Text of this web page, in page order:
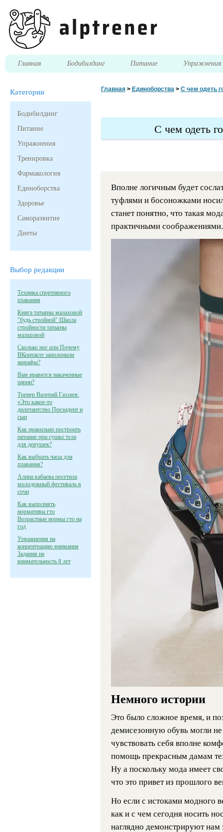
Главная Бодибилдинг Питание Упражнения
Категории
Бодибилдинг
Питание
Упражнения
Тренировка
Фармакология
Единоборства
Здоровье
Саморазвитие
Диеты
Выбор редакции
Техника спортивного
плавания
Книга татьяны малаховой
"будь стройной" Школа
стройности татьяны
малаховой
Сколько ног или Почему
ВКонтакте заполонили
жирафы?
Вам нравятся накаченные
парни?
Тренер Валерий Газзаев:
«Это какое-то
дилетантство Президент и
сын
Как правильно построить
питание при сушке тела
для девушек?
Как выбрать часы для
плавания?
Алина кабаева посетила
молодежный фестиваль в
сочи
Как выполнять
нормативы гто
Возрастные нормы гто на
год
Упражнения на
концентрацию внимания
Задания на
внимательность 8 лет
Главная> Единоборства > С чем одеть
С чем одеть
Вполне логичным будет
туфлями и босоножками
станет понятно, что такая
практичными соображениями.
Немного истории
Это было сложное время, и
демисезонную обувь могли
чувствовать себя вполне
помощь прекрасным дамам
Ну а поскольку мода имеет
что это привет из прошлого
Но если с истоками модного
как и с чем сегодня носить
наглядно демонстрируют нам